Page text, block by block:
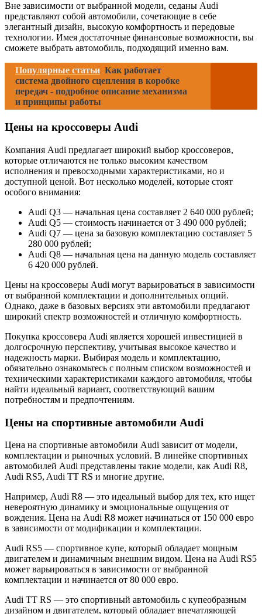
Вне зависимости от выбранной модели, седаны Audi
представляют собой автомобили, сочетающие в себе
элегантный дизайн, высокую комфортность и передовые
технологии. Имея достаточные финансовые возможности, вы
сможете выбрать автомобиль, подходящий именно вам.
Популярные статьи Как работает
система двойного сцепления в коробке
передач - подробное описание механизма
и принципы работы
Цены на кроссоверы Audi
Компания Audi предлагает широкий выбор кроссоверов,
которые отличаются не только высоким качеством
исполнения и превосходными характеристиками, но и
доступной ценой. Вот несколько моделей, которые стоят
особого внимания:
Audi Q3 — начальная цена составляет 2 640 000 рублей;
Audi Q5 — стоимость начинается от 3 490 000 рублей;
Audi Q7 — цена за базовую комплектацию составляет 5
280 000 рублей;
Audi Q8 — начальная цена на данную модель составляет
6 420 000 рублей.
Цены на кроссоверы Audi могут варьироваться в зависимости
от выбранной комплектации и дополнительных опций.
Однако, даже в базовых версиях эти автомобили предлагают
широкий спектр возможностей и отличную комфортность.
Покупка кроссовера Audi является хорошей инвестицией в
долгосрочную перспективу, учитывая высокое качество и
надежность марки. Выбирая модель и комплектацию,
обязательно ознакомьтесь с полным списком возможностей и
техническими характеристиками каждого автомобиля, чтобы
найти идеальный вариант, соответствующий вашим
потребностям и предпочтениям.
Цены на спортивные автомобили Audi
Цена на спортивные автомобили Audi зависит от модели,
комплектации и рыночных условий. В линейке спортивных
автомобилей Audi представлены такие модели, как Audi R8,
Audi RS5, Audi TT RS и многие другие.
Например, Audi R8 — это идеальный выбор для тех, кто ищет
невероятную динамику и эмоциональные ощущения от
вождения. Цена на Audi R8 может начинаться от 150 000 евро
в зависимости от модификации и комплектации.
Audi RS5 — спортивное купе, который обладает мощным
двигателем и динамичным внешним видом. Цена на Audi RS5
может варьироваться в зависимости от выбранной
комплектации и начинается от 80 000 евро.
Audi TT RS — это спортивный автомобиль с купеобразным
дизайном и двигателем, который обладает впечатляющей